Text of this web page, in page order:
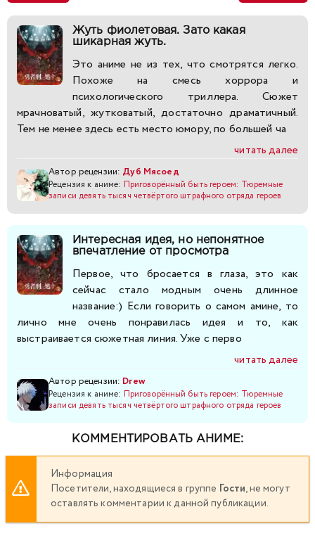
Жуть фиолетовая. Зато какая
шикарная жуть.
Это аниме не из тех, что смотрятся легко.
Похоже на смесь хоррора и
психологического триллера. Сюжет
мрачноватый, жутковатый, достаточно драматичный.
Тем не менее здесь есть место юмору, по большей ча
читать далее
Автор рецензии: Дуб Мясоед
Рецензия к аниме: Приговорённый быть героем: Тюремные
записи девять тысяч четвёртого штрафного отряда героев
Интересная идея, но непонятное
впечатление от просмотра
Первое, что бросается в глаза, это как
сейчас стало модным очень длинное
название:) Если говорить о самом амине, то
лично мне очень понравилась идея и то, как
выстраивается сюжетная линия. Уже с перво
читать далее
Автор рецензии: Drew
Рецензия к аниме: Приговорённый быть героем: Тюремные
записи девять тысяч четвёртого штрафного отряда героев
КОММЕНТИРОВАТЬ АНИМЕ:
Информация
Посетители, находящиеся в группе Гости, не могут
оставлять комментарии к данной публикации.